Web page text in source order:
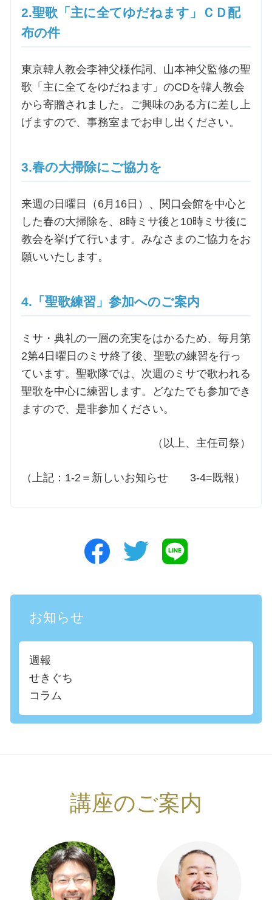
お問合せ
交通・アクセス
ご利用にあたって
2.聖歌「主に全てゆだねます」ＣＤ配
布の件
東京韓人教会李神父様作詞、山本神父監修の聖
歌「主に全てをゆだねます」のCDを韓人教会
から寄贈されました。ご興味のある方に差し上
げますので、事務室までお申し出ください。
3.春の大掃除にご協力を
来週の日曜日（6月16日）、関口会館を中心と
した春の大掃除を、8時ミサ後と10時ミサ後に
教会を挙げて行います。みなさまのご協力をお
願いいたします。
4.「聖歌練習」参加へのご案内
ミサ・典礼の一層の充実をはかるため、毎月第
2第4日曜日のミサ終了後、聖歌の練習を行っ
ています。聖歌隊では、次週のミサで歌われる
聖歌を中心に練習します。どなたでも参加でき
ますので、是非参加ください。
（以上、主任司祭）
（上記：1-2＝新しいお知らせ 3-4=既報）
お知らせ
週報
せきぐち
コラム
講座のご案内